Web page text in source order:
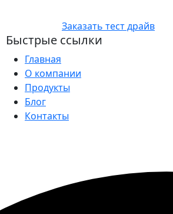
Заказать тест драйв
Быстрые ссылки
Главная
О компании
Продукты
Блог
Контакты